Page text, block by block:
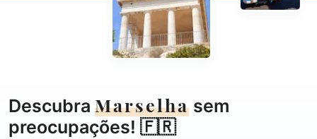
Descubra Marselha sem
preocupações! 🇫🇷